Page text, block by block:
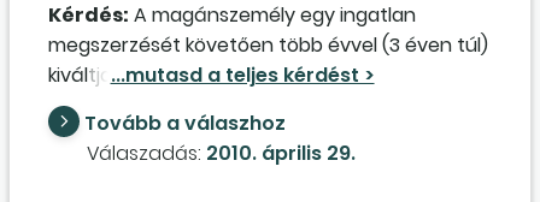
Kérdés: A magánszemély egy ingatlan
megszerzését követően több évvel (3 éven túl)
kiváltja a vállalkozói igazolványt ingatlan-
bérbeadásra (nem adószámos
magánszemélyként adja bérbe). A vállalkozási
időszakban felmerülnek az ingatlannal
Tovább a válaszhoz
Válaszadás: 2010. április 29.